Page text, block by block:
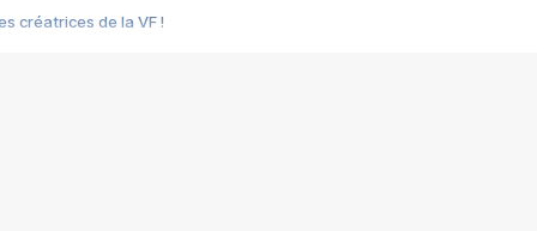
créatrices de la VF !